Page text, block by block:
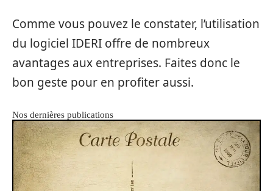
Comme vous pouvez le constater, l’utilisation
du logiciel IDERI offre de nombreux
avantages aux entreprises. Faites donc le
bon geste pour en profiter aussi.
Nos dernières publications